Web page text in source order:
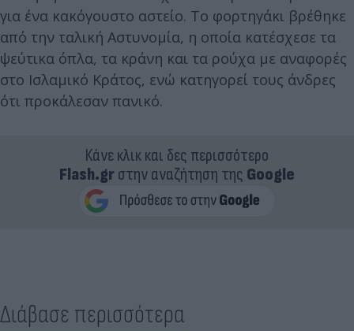
για ένα κακόγουστο αστείο. Το φορτηγάκι βρέθηκε
από την ταλική Αστυνομία, η οποία κατέσχεσε τα
ψεύτικα όπλα, τα κράνη και τα ρούχα με αναφορές
στο Ισλαμικό Κράτος, ενώ κατηγορεί τους άνδρες
ότι προκάλεσαν πανικό.
Κάνε κλικ και δες περισσότερο
Flash.grστην αναζήτηση της Google
Διάβασε περισσότερα